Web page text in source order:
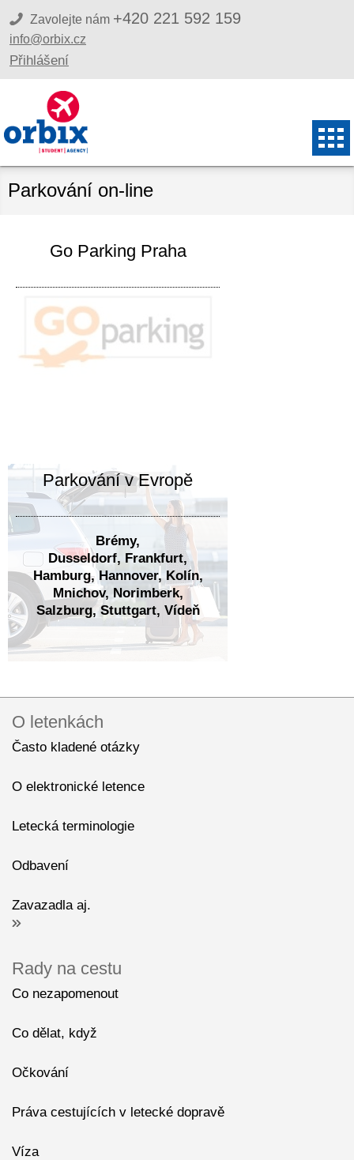
Zavolejte nám +420 221 592 159
info@orbix.cz
Přihlášení
Parkování on-line
Go Parking Praha
Parkování v Evropě
Brémy,
Dusseldorf, Frankfurt,
Hamburg, Hannover, Kolín,
Mnichov, Norimberk,
Salzburg, Stuttgart, Vídeň
O letenkách
Často kladené otázky
O elektronické letence
Letecká terminologie
Odbavení
Zavazadla aj.
Rady na cestu
Co nezapomenout
Co dělat, když
Očkování
Práva cestujících v letecké dopravě
Víza